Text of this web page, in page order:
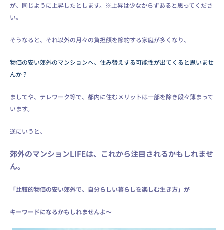
が、同じように上昇したとします。※上昇は少なからずあると思ってくださ
い。
そうなると、それ以外の月々の負担額を節約する家庭が多くなり、
物価の安い郊外のマンションへ、住み替えする可能性が出てくると思いませ
んか？
ましてや、テレワーク等で、都内に住むメリットは一部を除き段々薄まって
います。
逆にいうと、
郊外のマンションLIFEは、 これから注目されるかもしれませ
ん。
「比較的物価の安い郊外で、自分らしい暮らしを楽しむ生き方」が
キーワードになるかもしれませんよ～